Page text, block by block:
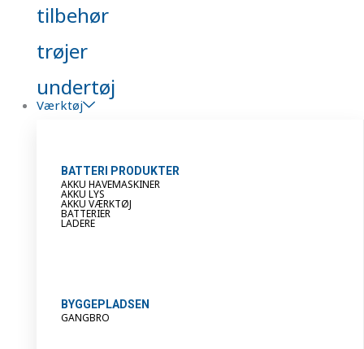
tilbehør
trøjer
undertøj
Værktøj
BATTERI PRODUKTER
AKKU HAVEMASKINER
AKKU LYS
AKKU VÆRKTØJ
BATTERIER
LADERE
BYGGEPLADSEN
GANGBRO